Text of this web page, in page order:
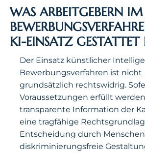
WAS ARBEITGEBERN IM
KI-EINSATZ GESTATTET
Der Einsatz künstlicher
Bewerbungsverfahren ist nicht
grundsätzlich rechtswidrig.
Voraussetzungen erfüllt
transparente Information der
eine tragfähige
Entscheidung durch
diskriminierungsfreie